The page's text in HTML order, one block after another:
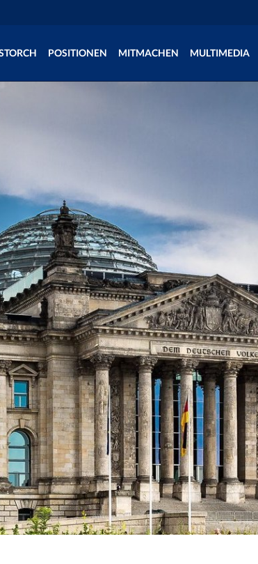
POSITIONEN MITMACHEN MULTIMEDIA